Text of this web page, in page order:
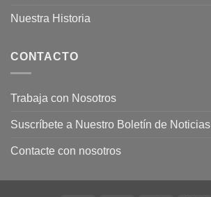
Nuestra Historia
CONTACTO
Trabaja con Nosotros
Suscríbete a Nuestro Boletín de Noticias
Contacte con nosotros